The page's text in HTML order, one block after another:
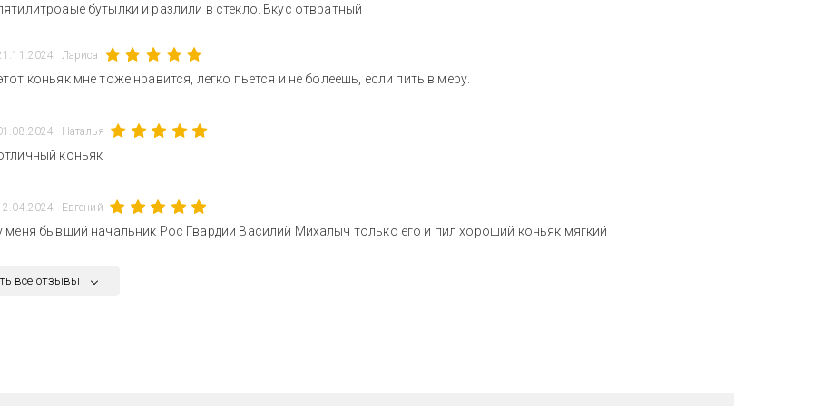
бутылки и разлили в стекло. Вкус отвратный
Лариса
коньяк мне тоже нравится, легко пьется и не болеешь, если пить в меру.
Наталья
коньяк
Евгений
меня бывший начальник Рос Гвардии Василий Михалыч только его и пил хороший коньяк мягкий
все отзывы